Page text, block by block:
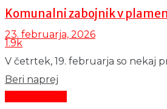
Komunalni zabojnik v
23. februarja, 2026
1.9k
V četrtek, 19. februarja so nekaj
Beri naprej